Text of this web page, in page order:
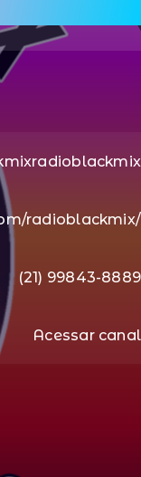
radioblackmix/
(21) 99843-8889
Acessar canal